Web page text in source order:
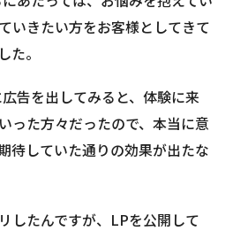
いきたい方をお客様としてきて
た。
告を出してみると、体験に来
った方々だったので、本当に意
待していた通りの効果が出たな
したんですが、LPを公開して